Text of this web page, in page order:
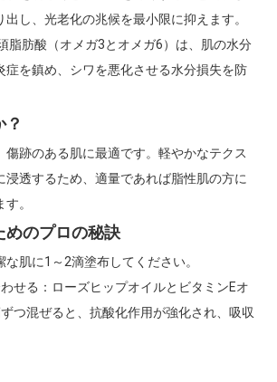
出し、光老化の兆候を最小限に抑えます。
脂肪酸（オメガ3とオメガ6）は、肌の水分
症を鎮め、シワを悪化させる水分損失を防
傷跡のある肌に最適です。軽やかなテクス
浸透するため、適量であれば脂性肌の方に
。
めのプロの秘訣
肌に1～2滴塗布してください。
せる：ローズヒップオイルとビタミンEオ
つ混ぜると、抗酸化作用が強化され、吸収